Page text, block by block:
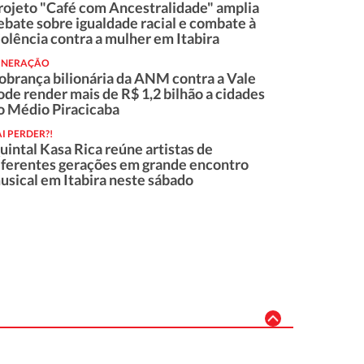
"Café com Ancestralidade" amplia
sobre igualdade racial e combate à
contra a mulher em Itabira
bilionária da ANM contra a Vale
render mais de R$ 1,2 bilhão a cidades
Médio Piracicaba
PERDER?!
Kasa Rica reúne artistas de
gerações em grande encontro
em Itabira neste sábado